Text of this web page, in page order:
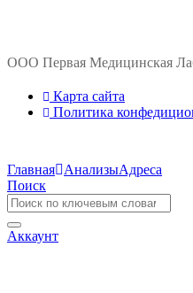
ООО Первая Медицинская
Карта сайта
Политика
Главная АнализыАдреса
Поиск
Аккаунт